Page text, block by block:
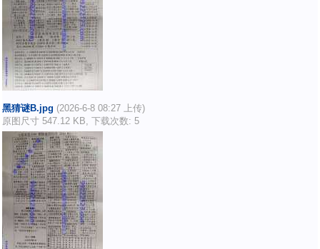
黑猜谜B.jpg (2026-6-8 08:27 上传)
原图尺寸 547.12 KB, 下载次数: 5